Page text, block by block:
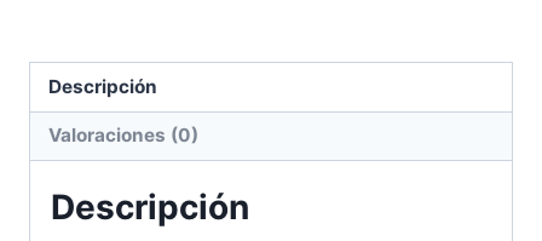
Descripción
Valoraciones (0)
Descripción